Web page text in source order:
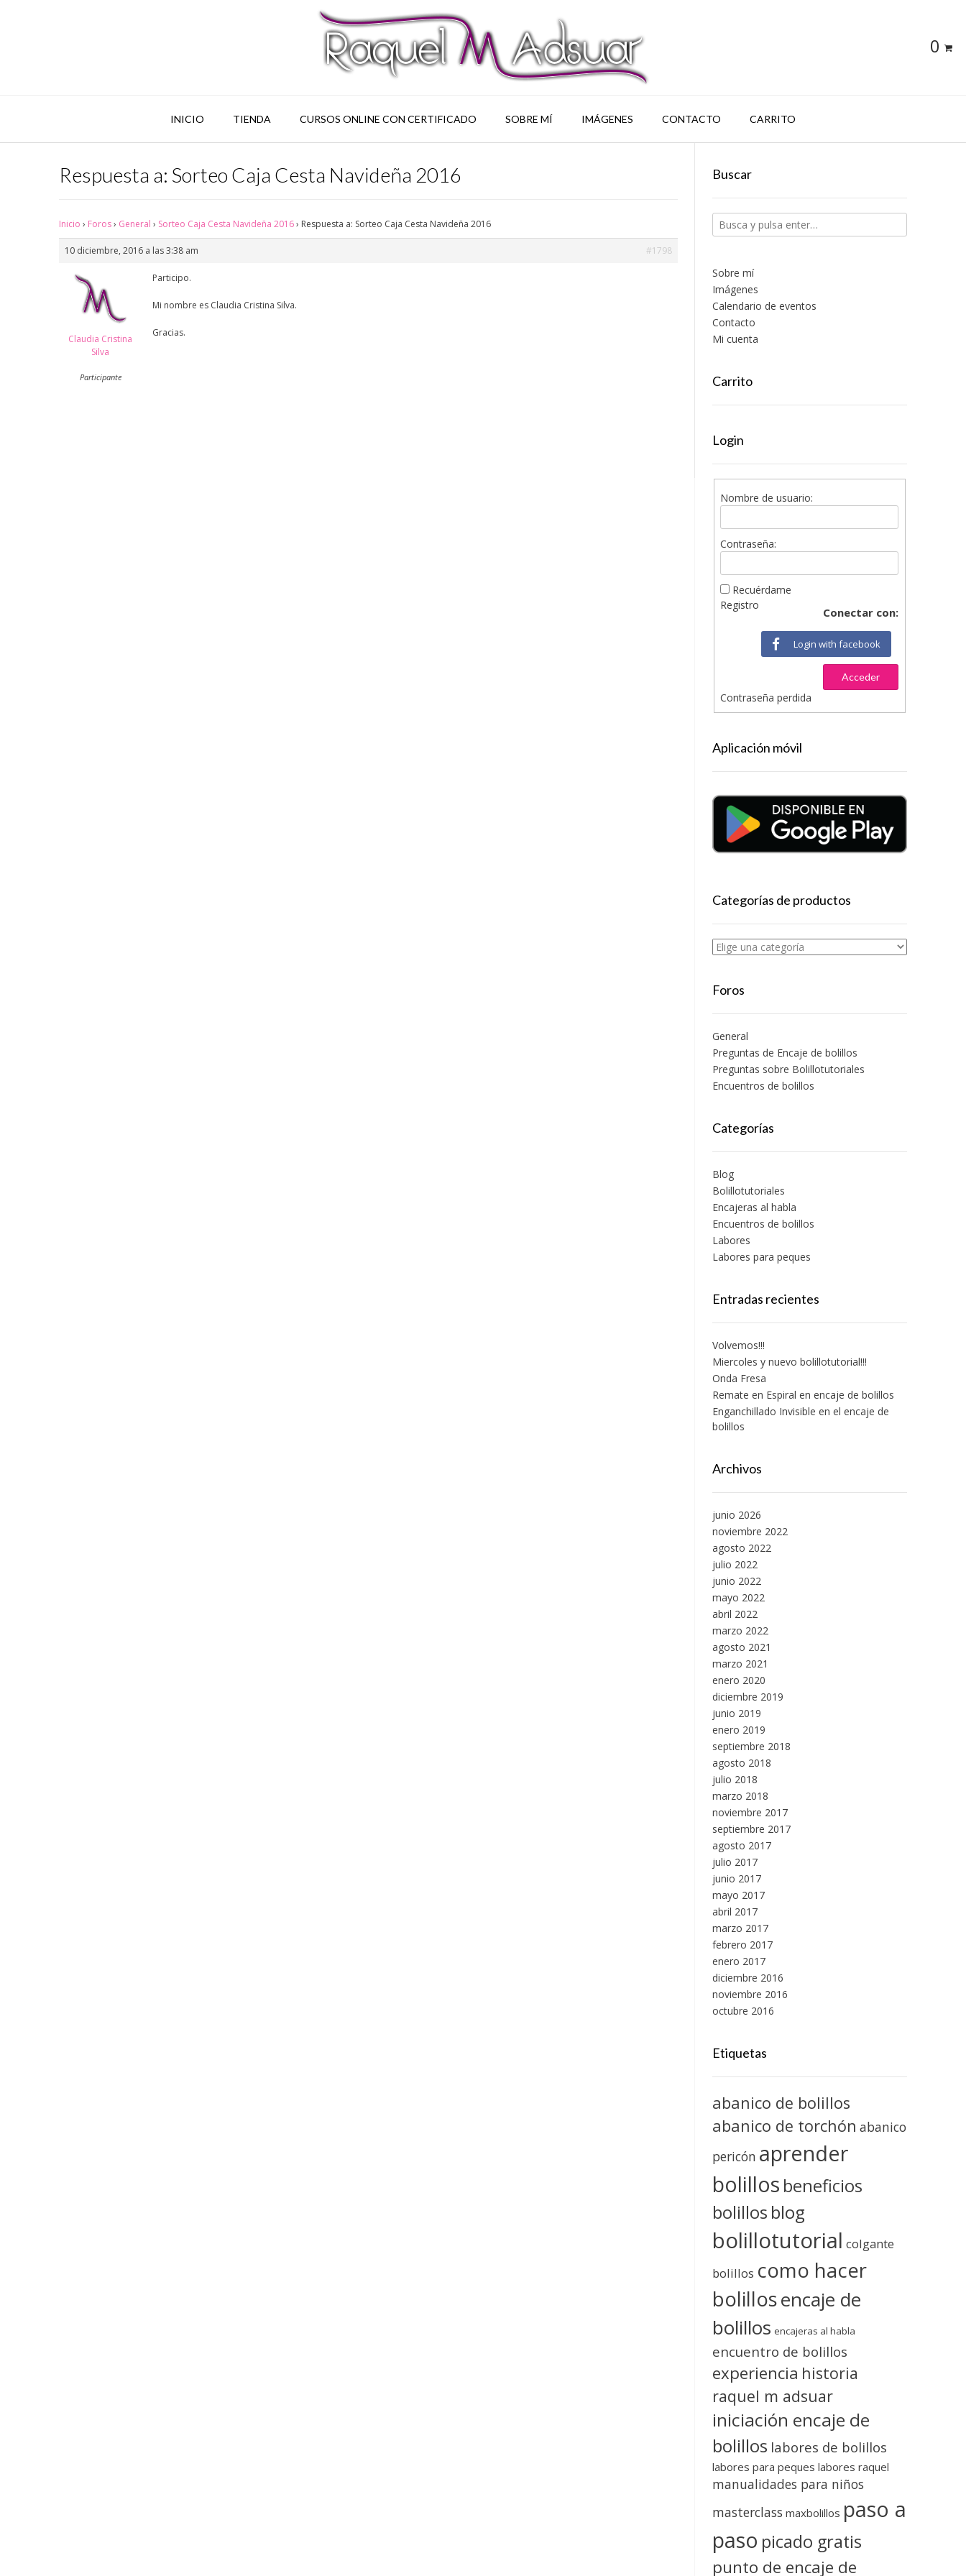
0
INICIO TIENDA CURSOS ONLINE CON CERTIFICADO SOBRE MÍ IMÁGENES CONTACTO CARRITO
Respuesta a: Sorteo Caja Cesta Navideña 2016
Inicio › Foros› General › Sorteo Caja Cesta Navideña 2016› Respuesta a: Sorteo Caja Cesta Navideña 2016
10 diciembre, 2016 a las 3:38 am #1798
Claudia Cristina
Silva
Participante
Participo.
Mi nombre es Claudia Cristina Silva.
Gracias.
Buscar
Sobre mí
Imágenes
Calendario de eventos
Contacto
Mi cuenta
Carrito
Login
Nombre de usuario:
Contraseña:
Recuérdame
Conectar con:
Login with facebook
Acceder
Registro
Contraseña perdida
Aplicación móvil
Categorías de productos
Foros
General
Preguntas de Encaje de bolillos
Preguntas sobre Bolillotutoriales
Encuentros de bolillos
Categorías
Blog
Bolillotutoriales
Encajeras al habla
Encuentros de bolillos
Labores
Labores para peques
Entradas recientes
Volvemos!!!
Miercoles y nuevo bolillotutorial!!!
Onda Fresa
Remate en Espiral en encaje de bolillos
Enganchillado Invisible en el encaje de
bolillos
Archivos
junio 2026
noviembre 2022
agosto 2022
julio 2022
junio 2022
mayo 2022
abril 2022
marzo 2022
agosto 2021
marzo 2021
enero 2020
diciembre 2019
junio 2019
enero 2019
septiembre 2018
agosto 2018
julio 2018
marzo 2018
noviembre 2017
septiembre 2017
agosto 2017
julio 2017
junio 2017
mayo 2017
abril 2017
marzo 2017
febrero 2017
enero 2017
diciembre 2016
noviembre 2016
octubre 2016
Etiquetas
abanico de bolillos
abanico de torchón abanico
pericón aprender
bolillos beneficios
bolillos blog
bolillotutorial colgante
bolillos como hacer
bolillosencaje de
bolillos encajeras al habla
encuentro de bolillos
experiencia historia
raquel m adsuar
iniciación encaje de
bolillos labores de bolillos
labores para peques labores raquel
manualidades para niños
masterclass maxbolillos paso a
paso picado gratis
punto de encaje de